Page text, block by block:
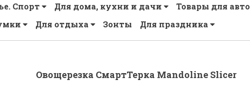
Спорт Для дома, кухни и дачи
Товары для авто
Для отдыха Зонты Для праздника
Овощерезка СмартТерка Mandoline Slicer